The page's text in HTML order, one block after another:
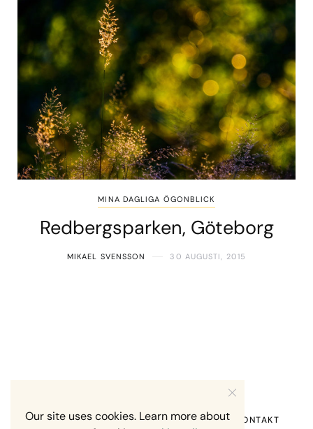
MINA DAGLIGA ÖGONBLICK
Redbergsparken, Göteborg
MIKAEL SVENSSON 30 AUGUSTI, 2015
HEM OM MIG RECENSION OM MIG KONTAKT
Our site uses cookies. Learn more about